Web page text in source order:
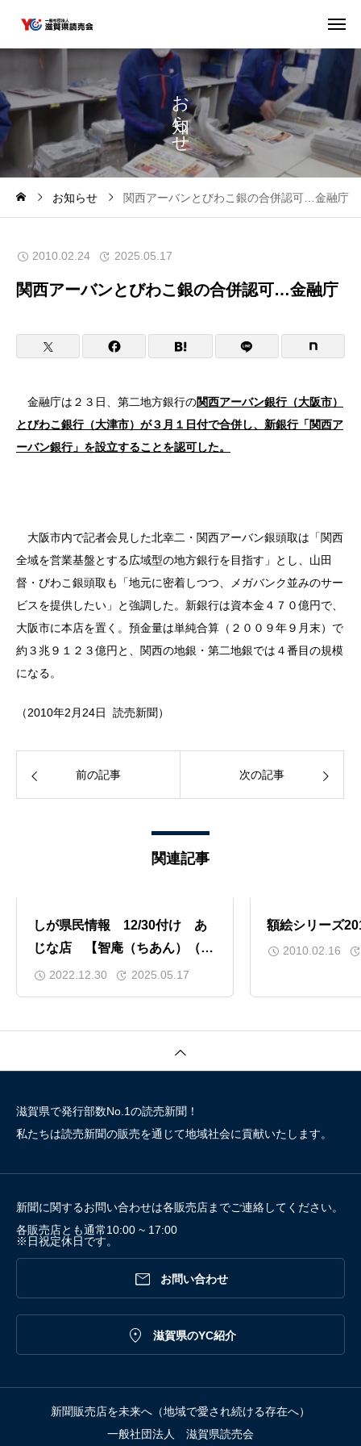
お
ら
せ
お知らせ 関西アーバンとびわこ銀の合併認可…金融庁
2010.02.24 2025.05.17
関西アーバンとびわこ銀の合併認可…金融庁
金融庁は２３日、第二地方銀行の関西アーバン銀行（大阪市）
とびわこ銀行（大津市）が３月１日付で合併し、新銀行「関西ア
ーバン銀行」を設立することを認可した。
大阪市内で記者会見した北幸二・関西アーバン銀頭取は「関西
全域を営業基盤とする広域型の地方銀行を目指す」とし、山田
督・びわこ銀頭取も「地元に密着しつつ、メガバンク並みのサー
ビスを提供したい」と強調した。新銀行は資本金４７０億円で、
大阪市に本店を置く。預金量は単純合算（２００９年９月末）で
約３兆９１２３億円と、関西の地銀・第二地銀では４番目の規模
になる。
（2010年2月24日 読売新聞）
前の記事 次の記事
関連記事
しが県民情報 12/30付け あ
じな店 【智庵（ちあん）（高
島市）】
2022.12.30 2025.05.17
額絵シリーズ
2010.02.16
滋賀県で発行部数No.1の読売新聞！
私たちは読売新聞の販売を通じて地域社会に貢献いたします。
新聞に関するお問い合わせは各販売店までご連絡してください。
各販売店とも通常10:00 ~ 17:00
※日祝定休日です。
 お問い合わせ
 滋賀県のYC紹介
新聞販売店を未来へ（地域で愛され続ける存在へ）
一般社団法人 滋賀県読売会